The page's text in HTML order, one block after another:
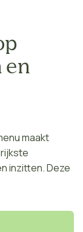
en
maakt
inzitten. Deze